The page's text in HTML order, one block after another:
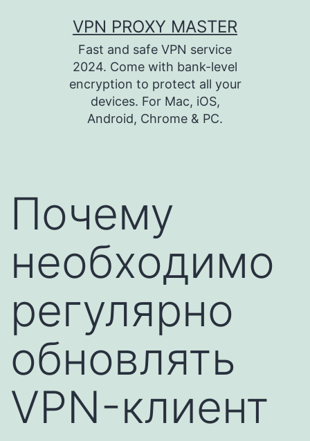
содержимому
VPN PROXY MASTER
Fast and safe VPN service
2024. Come with bank-level
encryption to protect all your
devices. For Mac, iOS,
Android, Chrome & PC.
Почему
необходимо
регулярно
обновлять
VPN-клиент